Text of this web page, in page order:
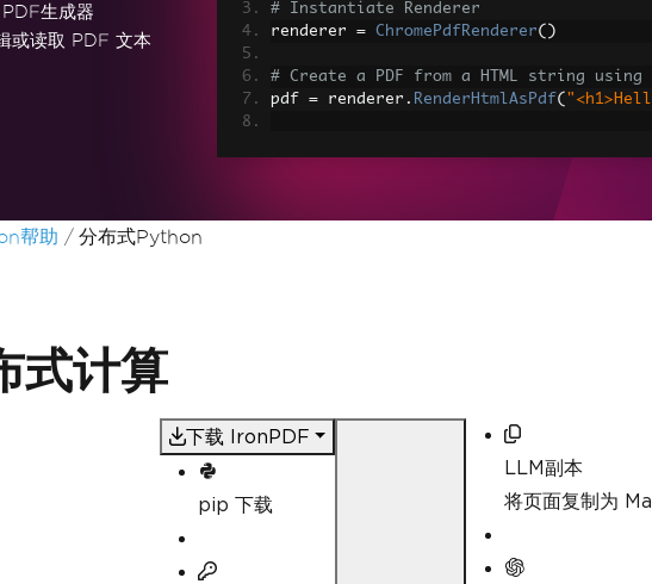
生成器
或读取 PDF 文本
# Instantiate Renderer
renderer = ChromePdfRenderer()
# Create a PDF from a HTML string using
pdf = renderer . RenderHtmlAsPdf(
# Advanced Example with HTML Assets
帮助 分布式Python
式计算
下载 IronPDF
pip 下载
LLM副本
将页面复制为